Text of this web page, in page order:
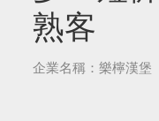
熟客
企業名稱：樂檸漢堡